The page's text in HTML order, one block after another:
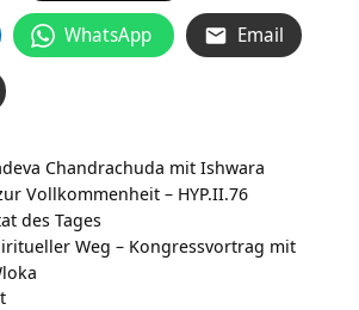
WhatsApp Email
Chandrachuda mit Ishwara
Vollkommenheit – HYP.II.76
des Tages
Weg – Kongressvortrag mit